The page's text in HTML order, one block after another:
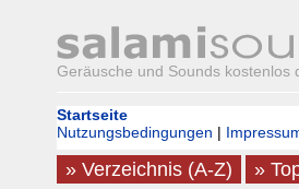
Geräusche und Sounds kostenlos
Startseite
Nutzungsbedingungen |
» Verzeichnis (A-Z) »